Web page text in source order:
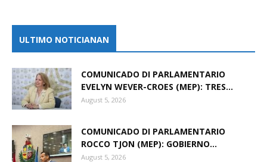
ULTIMO NOTICIANAN
COMUNICADO DI PARLAMENTARIO
EVELYN WEVER-CROES (MEP): TRES...
August 5, 2026
COMUNICADO DI PARLAMENTARIO
ROCCO TJON (MEP): GOBIERNO...
August 5, 2026